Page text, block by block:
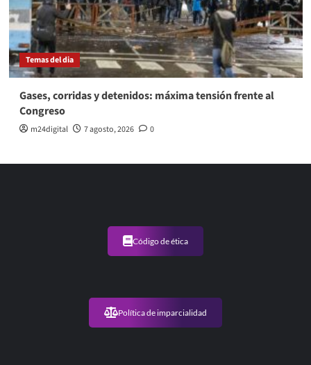
Temas del dia
Gases, corridas y detenidos: máxima tensión frente al
Congreso
m24digital 7 agosto, 2026 0
Código de ética
Política de imparcialidad